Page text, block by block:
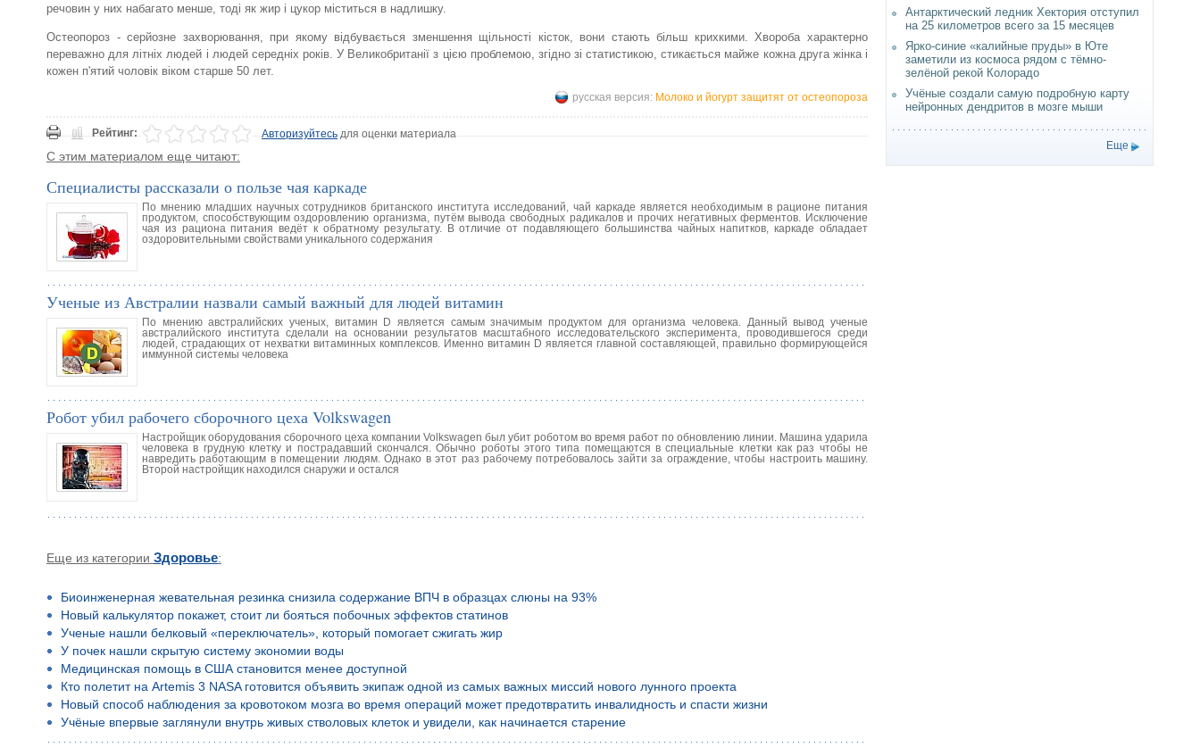
речовин у них набагато менше, тоді як жир і цукор міститься в надлишку.
Остеопороз - серйозне захворювання, при якому відбувається зменшення щільності кісток, вони стають більш крихкими. Хвороба характерно
переважно для літніх людей і людей середніх років. У Великобританії з цією проблемою, згідно зі статистикою, стикається майже кожна друга жінка і
кожен п'ятий чоловік віком старше 50 лет.
русская версия: Молоко и йогурт защитят от остеопороза
Рейтинг: Авторизуйтесьдля оценки материала
С этим материалом еще читают:
Специалисты рассказали о пользе чая каркаде
По мнению младших научных сотрудников британского института исследований, чай каркаде является необходимым в рационе питания
продуктом, способствующим оздоровлению организма, путём вывода свободных радикалов и прочих негативных ферментов. Исключение
чая из рациона питания ведёт к обратному результату. В отличие от подавляющего большинства чайных напитков, каркаде обладает
оздоровительными свойствами уникального содержания
Ученые из Австралии назвали самый важный для людей витамин
По мнению австралийских ученых, витамин D является самым значимым продуктом для организма человека. Данный вывод ученые
австралийского института сделали на основании результатов масштабного исследовательского эксперимента, проводившегося среди
людей, страдающих от нехватки витаминных комплексов. Именно витамин D является главной составляющей, правильно формирующейся
иммунной системы человека
Робот убил рабочего сборочного цеха Volkswagen
Настройщик оборудования сборочного цеха компании Volkswagen был убит роботом во время работ по обновлению линии. Машина ударила
человека в грудную клетку и пострадавший скончался. Обычно роботы этого типа помещаются в специальные клетки как раз чтобы не
навредить работающим в помещении людям. Однако в этот раз рабочему потребовалось зайти за ограждение, чтобы настроить машину.
Второй настройщик находился снаружи и остался
Еще из категории Здоровье:
Биоинженерная жевательная резинка снизила содержание ВПЧ в образцах слюны на 93%
Новый калькулятор покажет, стоит ли бояться побочных эффектов статинов
Ученые нашли белковый «переключатель», который помогает сжигать жир
У почек нашли скрытую систему экономии воды
Медицинская помощь в США становится менее доступной
Кто полетит на Artemis 3 NASA готовится объявить экипаж одной из самых важных миссий нового лунного проекта
Новый способ наблюдения за кровотоком мозга во время операций может предотвратить инвалидность и спасти жизни
Учёные впервые заглянули внутрь живых стволовых клеток и увидели, как начинается старение
Антарктический ледник Хектория отступил
на 25 километров всего за 15 месяцев
Ярко-синие «калийные пруды» в Юте
заметили из космоса рядом с тёмно-
зелёной рекой Колорадо
Учёные создали самую подробную карту
нейронных дендритов в мозге мыши
Еще